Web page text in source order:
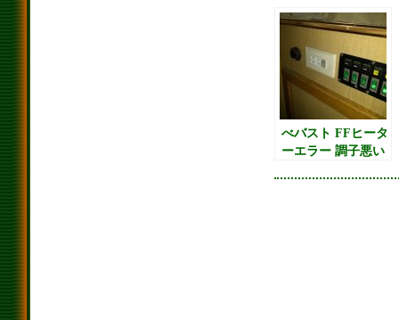
（笑）
べバスト FFヒータ
ーエラー 調子悪い